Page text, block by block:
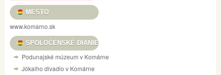
MESTO
www.komarno.sk
SPOLOČENSKÉ DIANIE
Podunajské múzeum v Komárne
Jókaiho divadlo v Komárne